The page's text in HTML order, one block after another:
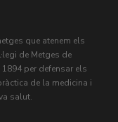
que atenem els
de Metges de
per defensar els
de la medicina i
salut.